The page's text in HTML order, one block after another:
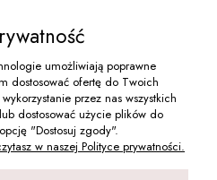
między
śledzące
z
umożliwiają poprawne
dostosować ofertę do Twoich
przez nas wszystkich
dostosować użycie plików do
"Dostosuj zgody".
w naszej Polityce prywatności.